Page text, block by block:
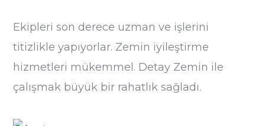
Ekipleri son derece uzman ve işlerini
titizlikle yapıyorlar. Zemin iyileştirme
hizmetleri mükemmel. Detay Zemin ile
çalışmak büyük bir rahatlık sağladı.